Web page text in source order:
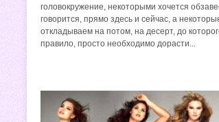
головокружение, некоторыми хочется
говорится, прямо здесь и сейчас, а
откладываем на потом, на десерт, до
правило, просто необходимо дорасти...